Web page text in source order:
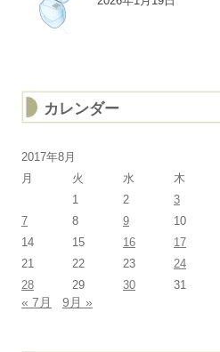
カレンダー
2017年8月
月
火 水 木
1
2 3
7
8 9 10
14
15 16 17
21
22 23 24
28
29 30 31
« 7月 9月 »